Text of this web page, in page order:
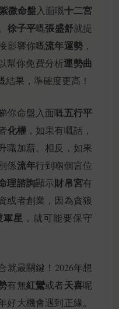
微命盤入面嘅十二宮
徐子平嘅張盛舒就提
影響你嘅流年運勢 ，
幫你免費分析運勢曲
結果，準確度更高！
你命盤入面嘅五行平
化權，如果有嘅話，
職加薪。相反，如果
係流年行到嗰個宮位
理諮詢顯示財帛宮有
或者創業，因為貪狼
軍星 ，就可能要保守
就最關鍵！2026年想
有無紅鸞或者天喜呢
大機會遇到正緣。